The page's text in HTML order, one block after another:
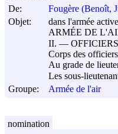
De:
Fougère (Benoît,
Objet:
dans l'armée active
ARMÉE DE
II. ―
Corps des
Au grade de
Les sous-
Groupe:
Armée de l'air
nomination